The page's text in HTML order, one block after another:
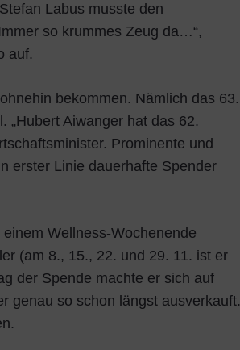
Labus musste den
so krummes Zeug da…“,
auf.
bekommen. Nämlich das 63.
„Hubert Aiwanger hat das 62.
Prominente und
erster Linie dauerhafte Spender
Wellness-Wochenende
(am 8., 15., 22. und 29. 11. ist er
der Spende machte er sich auf
genau so schon längst ausverkauft.